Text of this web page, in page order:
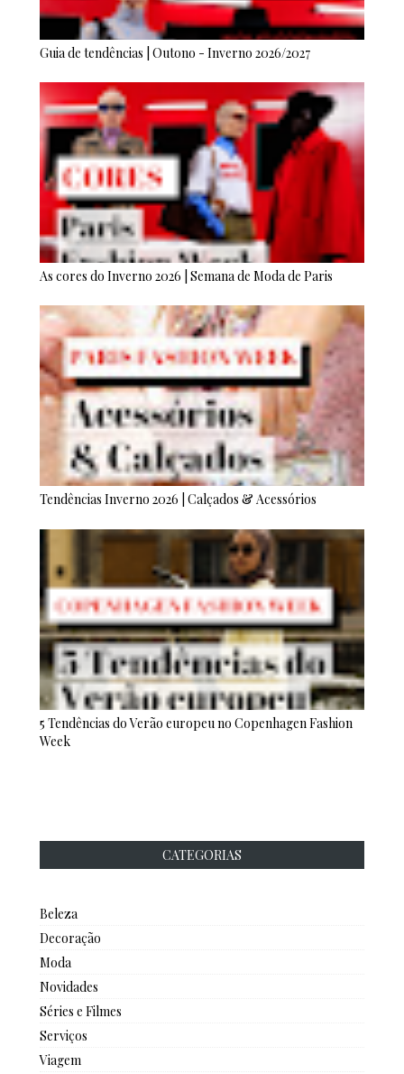
Guia de tendências | Outono - Inverno 2026/2027
As cores do Inverno 2026 | Semana de Moda de Paris
Tendências Inverno 2026 | Calçados & Acessórios
5 Tendências do Verão europeu no Copenhagen Fashion
Week
CATEGORIAS
Beleza
Decoração
Moda
Novidades
Séries e Filmes
Serviços
Viagem